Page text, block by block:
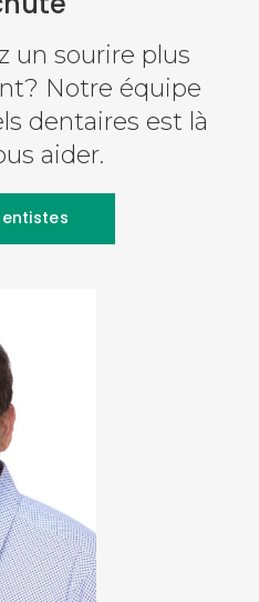
un sourire plus
Notre équipe
dentaires est là
aider.